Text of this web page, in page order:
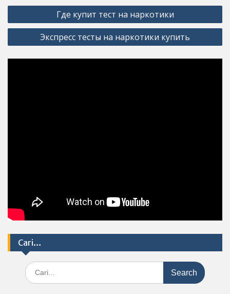
Post
navigation
Где купит тест на наркотики
Экспресс тесты на наркотики купить
Cari…
Search
for: